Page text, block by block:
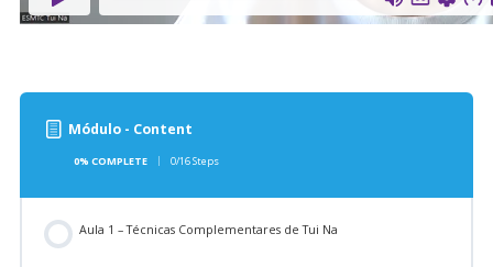
Módulo - Content
0% COMPLETE 0/16 Steps
Aula 1 – Técnicas Complementares de Tui Na